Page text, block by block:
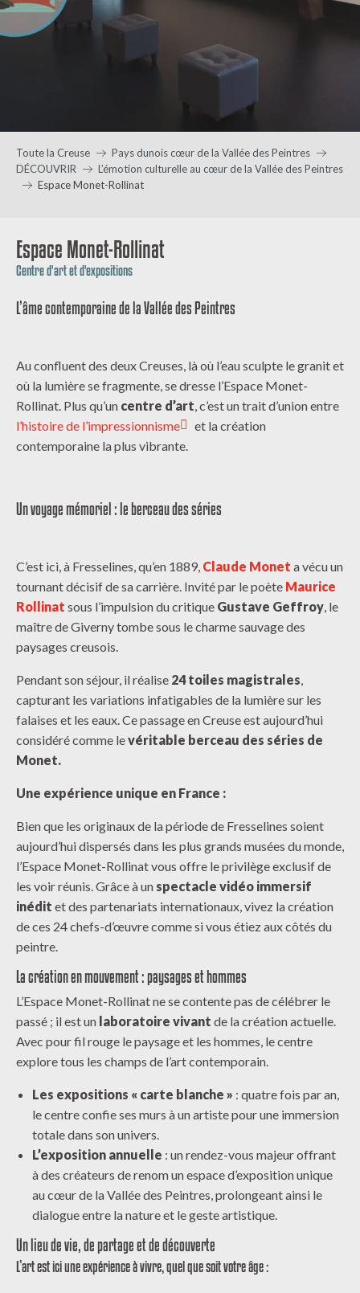
Toute la Creuse
Pays dunois cœur de la Vallée des Peintres
DÉCOUVRIR
L’émotion culturelle au cœur de la Vallée des Peintres
Espace Monet-Rollinat
Espace Monet-Rollinat
Centre d'art et d'expositions
L’âme contemporaine de la Vallée des Peintres
Au confluent des deux Creuses, là où l’eau sculpte le granit et
où la lumière se fragmente, se dresse l’Espace Monet-
Rollinat. Plus qu’un centre d’art, c’est un trait d’union entre
l’histoire de l’impressionnisme
et la création
contemporaine la plus vibrante.
Un voyage mémoriel : le berceau des séries
C’est ici, à Fresselines, qu’en 1889, Claude Monet a vécu un
tournant décisif de sa carrière. Invité par le poète Maurice
Rollinat sous l’impulsion du critique Gustave Geffroy, le
maître de Giverny tombe sous le charme sauvage des
paysages creusois.
Pendant son séjour, il réalise 24 toiles magistrales,
capturant les variations infatigables de la lumière sur les
falaises et les eaux. Ce passage en Creuse est aujourd’hui
considéré comme levéritable berceau des séries de
Monet.
Une expérience unique en France :
Bien que les originaux de la période de Fresselines soient
aujourd’hui dispersés dans les plus grands musées du monde,
l’Espace Monet-Rollinat vous offre le privilège exclusif de
les voir réunis. Grâce à un spectacle vidéo immersif
inédit et des partenariats internationaux, vivez la création
de ces 24 chefs-d’œuvre comme si vous étiez aux côtés du
peintre.
La création en mouvement : paysages et hommes
L’Espace Monet-Rollinat ne se contente pas de célébrer le
passé ; il est un laboratoire vivant de la création actuelle.
Avec pour fil rouge le paysage et les hommes, le centre
explore tous les champs de l’art contemporain.
Les expositions « carte blanche » : quatre fois par an,
le centre confie ses murs à un artiste pour une immersion
totale dans son univers.
L’exposition annuelle : un rendez-vous majeur offrant
à des créateurs de renom un espace d’exposition unique
au cœur de la Vallée des Peintres, prolongeant ainsi le
dialogue entre la nature et le geste artistique.
Un lieu de vie, de partage et de découverte
L’art est ici une expérience à vivre, quel que soit votre âge :